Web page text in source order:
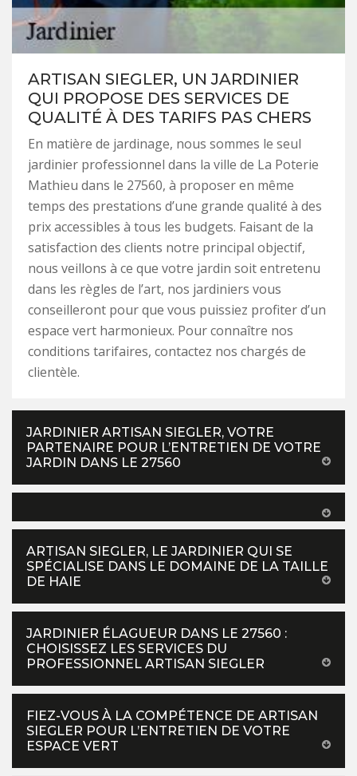
ARTISAN SIEGLER, UN JARDINIER
QUI PROPOSE DES SERVICES DE
QUALITÉ À DES TARIFS PAS CHERS
En matière de jardinage, nous sommes le seul
jardinier professionnel dans la ville de La Poterie
Mathieu dans le 27560, à proposer en même
temps des prestations d’une grande qualité à des
prix accessibles à tous les budgets. Faisant de la
satisfaction des clients notre principal objectif,
nous veillons à ce que votre jardin soit entretenu
dans les règles de l’art, nos jardiniers vous
conseilleront pour que vous puissiez profiter d’un
espace vert harmonieux. Pour connaître nos
conditions tarifaires, contactez nos chargés de
clientèle.
JARDINIER ARTISAN SIEGLER, VOTRE
PARTENAIRE POUR L’ENTRETIEN DE VOTRE
JARDIN DANS LE 27560
ARTISAN SIEGLER, LE JARDINIER QUI SE
SPÉCIALISE DANS LE DOMAINE DE LA TAILLE
DE HAIE
JARDINIER ÉLAGUEUR DANS LE 27560 :
CHOISISSEZ LES SERVICES DU
PROFESSIONNEL ARTISAN SIEGLER
FIEZ-VOUS À LA COMPÉTENCE DE ARTISAN
SIEGLER POUR L’ENTRETIEN DE VOTRE
ESPACE VERT